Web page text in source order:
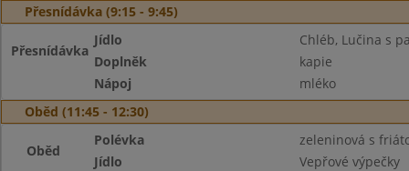
Přesnídávka (9:15 - 9:45)
Přesnídávka
Jídlo
Chléb, Lučina s
Doplněk
kapie
Nápoj
mléko
Oběd (11:45 - 12:30)
Oběd
Polévka
zeleninová s
Jídlo
Vepřové výpečky